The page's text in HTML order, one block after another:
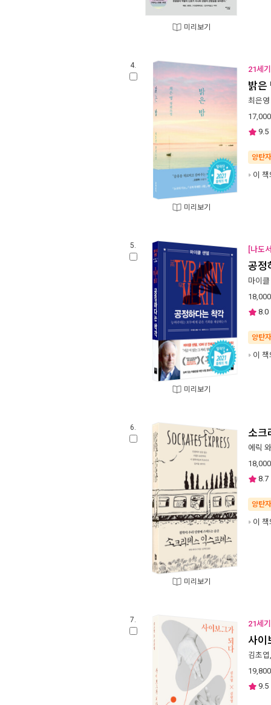
미리보기
4.
미리보기
21세
밝은
최은영
17,000
9.5
양탄
이
5.
미리보기
[나도
공정
마이
18,000
8.0
양탄
이
6.
미리보기
소크
에릭
18,000
8.7
양탄
이
7. 21세
사이
김초엽
19,800
9.5